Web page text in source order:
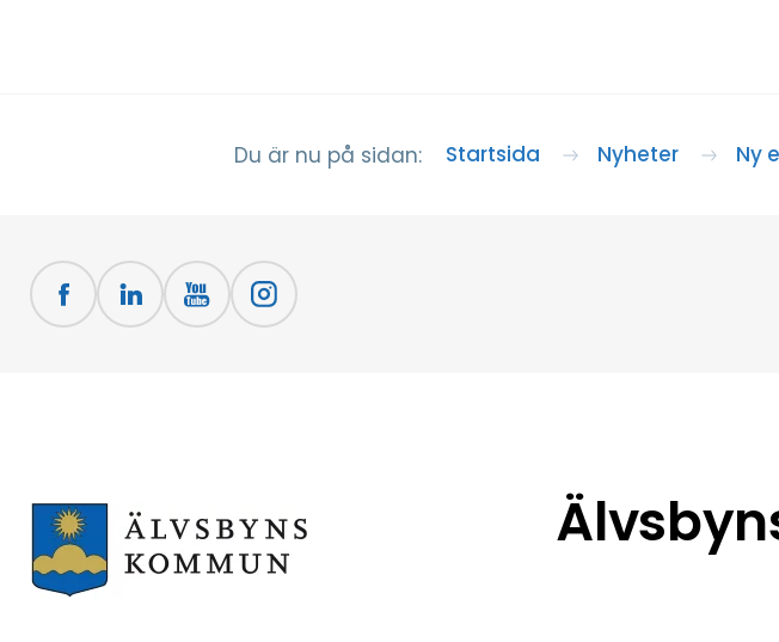
Du är nu på sidan: Startsida Nyheter Ny